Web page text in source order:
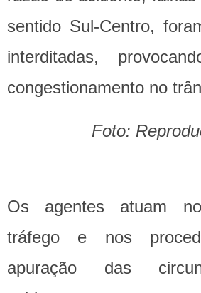
sentido Sul-Centro,
interditadas,
congestionamento no
Foto:
Os agentes atuam
tráfego e nos
apuração das